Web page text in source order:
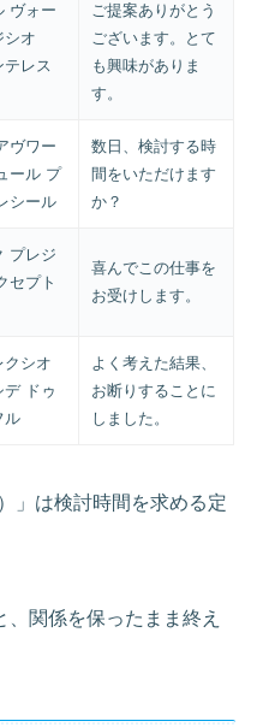
ヴォー
シオ
テレス
ご提案ありがとう
ございます。とて
も興味がありま
す。
ヴワー
ール プ
シール
数日、検討する時
間をいただけます
か？
プレジ
セプト
喜んでこの仕事を
お受けします。
クシオ
デ ドゥ
ル
よく考えた結果、
お断りすることに
しました。
」は検討時間を求める定
関係を保ったまま終え